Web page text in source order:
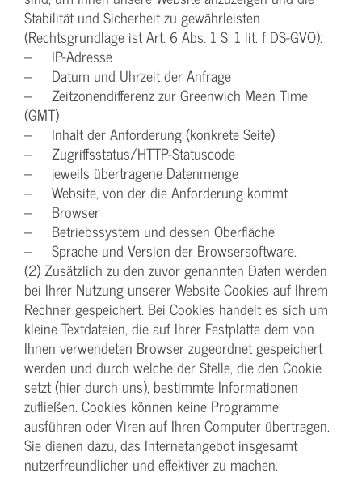
Stabilität und Sicherheit zu gewährleisten
(Rechtsgrundlage ist Art. 6 Abs. 1 S. 1 lit. f DS-GVO):
– IP-Adresse
– Datum und Uhrzeit der Anfrage
– Zeitzonendifferenz zur Greenwich Mean Time
(GMT)
– Inhalt der Anforderung (konkrete Seite)
– Zugriffsstatus/HTTP-Statuscode
– jeweils übertragene Datenmenge
– Website, von der die Anforderung kommt
– Browser
– Betriebssystem und dessen Oberfläche
– Sprache und Version der Browsersoftware.
(2) Zusätzlich zu den zuvor genannten Daten werden
bei Ihrer Nutzung unserer Website Cookies auf Ihrem
Rechner gespeichert. Bei Cookies handelt es sich um
kleine Textdateien, die auf Ihrer Festplatte dem von
Ihnen verwendeten Browser zugeordnet gespeichert
werden und durch welche der Stelle, die den Cookie
setzt (hier durch uns), bestimmte Informationen
zufließen. Cookies können keine Programme
ausführen oder Viren auf Ihren Computer übertragen.
Sie dienen dazu, das Internetangebot insgesamt
nutzerfreundlicher und effektiver zu machen.